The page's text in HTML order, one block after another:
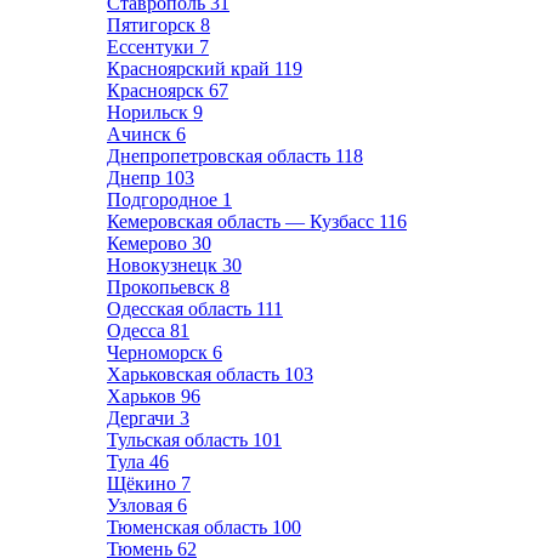
Пятигорск 8
Ессентуки 7
Красноярский край 119
Красноярск 67
Норильск 9
Ачинск 6
Днепропетровская область 118
Днепр 103
Подгородное 1
Кемеровская область — Кузбасс 116
Кемерово 30
Новокузнецк 30
Прокопьевск 8
Одесская область 111
Одесса 81
Черноморск 6
Харьковская область 103
Харьков 96
Дергачи 3
Тульская область 101
Тула 46
Щёкино 7
Узловая 6
Тюменская область 100
Тюмень 62